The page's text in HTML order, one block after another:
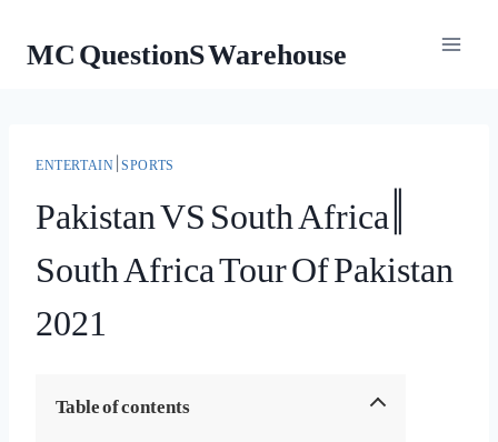
contentMC QuestionS Warehouse
ENTERTAIN|SPORTS
Pakistan VS South Africa ||
South Africa Tour Of Pakistan
2021
Table of contents